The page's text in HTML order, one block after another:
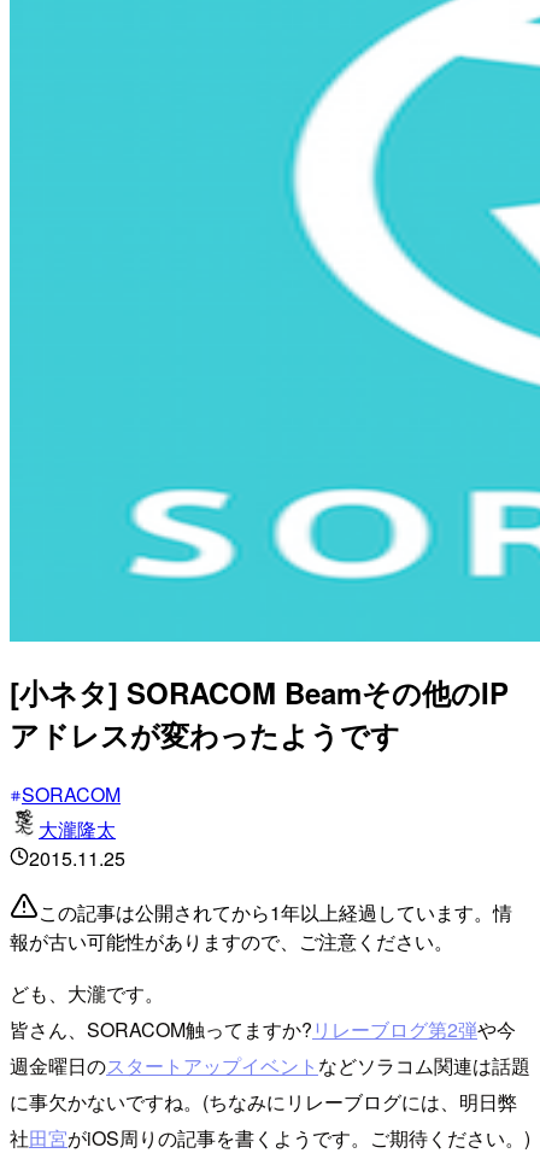
[小ネタ] SORACOM Beamその他のIP
アドレスが変わったようです
SORACOM
大瀧隆太
2015.11.25
この記事は公開されてから1年以上経過しています。情
報が古い可能性がありますので、ご注意ください。
ども、大瀧です。
皆さん、SORACOM触ってますか?リレーブログ第2弾や今
週金曜日のスタートアップイベント などソラコム関連は話題
に事欠かないですね。(ちなみにリレーブログには、明日弊
社田宮がiOS周りの記事を書くようです。ご期待ください。)